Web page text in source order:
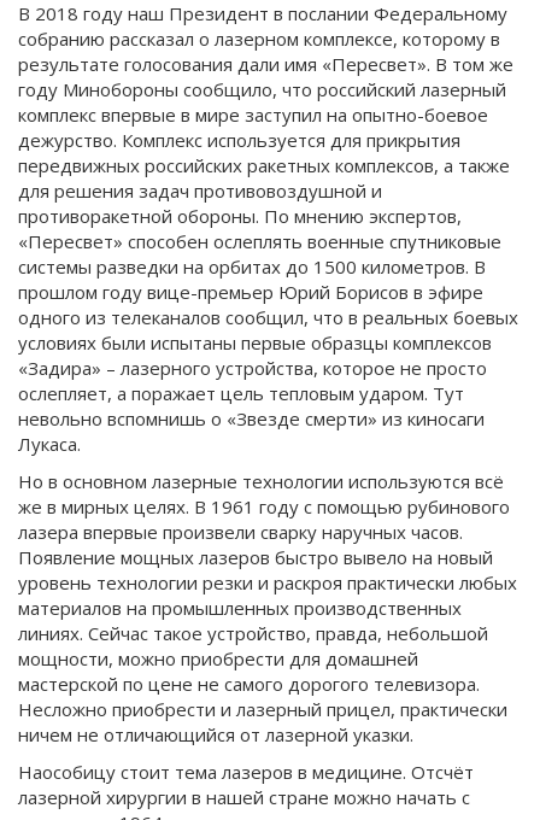
В 2018 году наш Президент в послании Федеральному
собранию рассказал о лазерном комплексе, которому в
результате голосования дали имя «Пересвет». В том же
году Минобороны сообщило, что российский лазерный
комплекс впервые в мире заступил на опытно-боевое
дежурство. Комплекс используется для прикрытия
передвижных российских ракетных комплексов, а также
для решения задач противовоздушной и
противоракетной обороны. По мнению экспертов,
«Пересвет» способен ослеплять военные спутниковые
системы разведки на орбитах до 1500 километров. В
прошлом году вице-премьер Юрий Борисов в эфире
одного из телеканалов сообщил, что в реальных боевых
условиях были испытаны первые образцы комплексов
«Задира» – лазерного устройства, которое не просто
ослепляет, а поражает цель тепловым ударом. Тут
невольно вспомнишь о «Звезде смерти» из киносаги
Лукаса.
Но в основном лазерные технологии используются всё
же в мирных целях. В 1961 году с помощью рубинового
лазера впервые произвели сварку наручных часов.
Появление мощных лазеров быстро вывело на новый
уровень технологии резки и раскроя практически любых
материалов на промышленных производственных
линиях. Сейчас такое устройство, правда, небольшой
мощности, можно приобрести для домашней
мастерской по цене не самого дорогого телевизора.
Несложно приобрести и лазерный прицел, практически
ничем не отличающийся от лазерной указки.
Наособицу стоит тема лазеров в медицине. Отсчёт
лазерной хирургии в нашей стране можно начать с